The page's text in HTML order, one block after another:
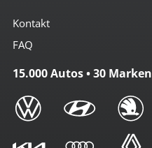
Kontakt
FAQ
15.000 Autos • 30 Marken